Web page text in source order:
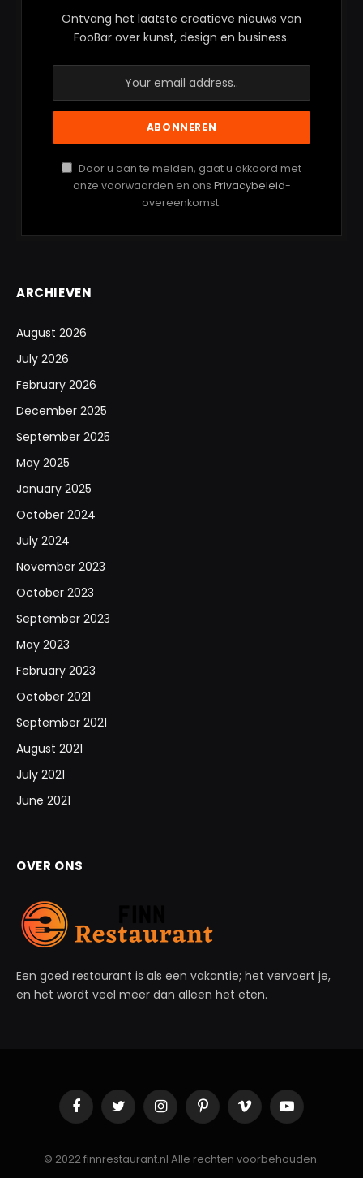
Ontvang het laatste creatieve nieuws van
FooBar over kunst, design en business.
Door u aan te melden, gaat u akkoord met
onze voorwaarden en ons Privacybeleid-
overeenkomst.
ARCHIEVEN
August 2026
July 2026
February 2026
December 2025
September 2025
May 2025
January 2025
October 2024
July 2024
November 2023
October 2023
September 2023
May 2023
February 2023
October 2021
September 2021
August 2021
July 2021
June 2021
OVER ONS
Een goed restaurant is als een vakantie; het vervoert je,
en het wordt veel meer dan alleen het eten.
FacebookTwitter InstagramPinterestVimeo YouTube
© 2022 finnrestaurant.nl Alle rechten voorbehouden.